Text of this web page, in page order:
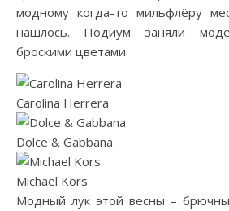
модному когда-то мильфлёру
нашлось. Подиум заняли
броскими цветами.
Carolina Herrera
Dolce & Gabbana
Michael Kors
Модный лук этой весны –